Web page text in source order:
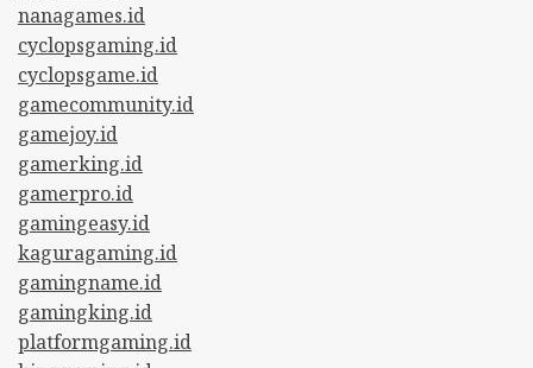
nanagames.id
cyclopsgaming.id
cyclopsgame.id
gamecommunity.id
gamejoy.id
gamerking.id
gamerpro.id
gamingeasy.id
kaguragaming.id
gamingname.id
gamingking.id
platformgaming.id